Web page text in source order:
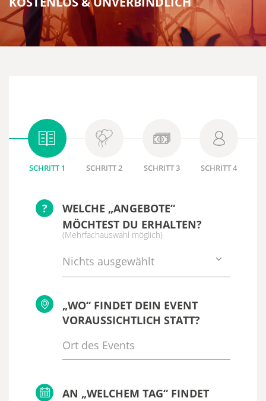
SCHRITT 1 SCHRITT 2 SCHRITT 3 SCHRITT 4
?
WELCHE „ANGEBOTE“
MÖCHTEST DU ERHALTEN?
(Mehrfachauswahl möglich)
Nichts ausgewählt
„WO“ FINDET DEIN EVENT
VORAUSSICHTLICH STATT?
AN „WELCHEM TAG“ FINDET